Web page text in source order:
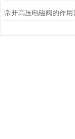
常开高压电磁阀的作用